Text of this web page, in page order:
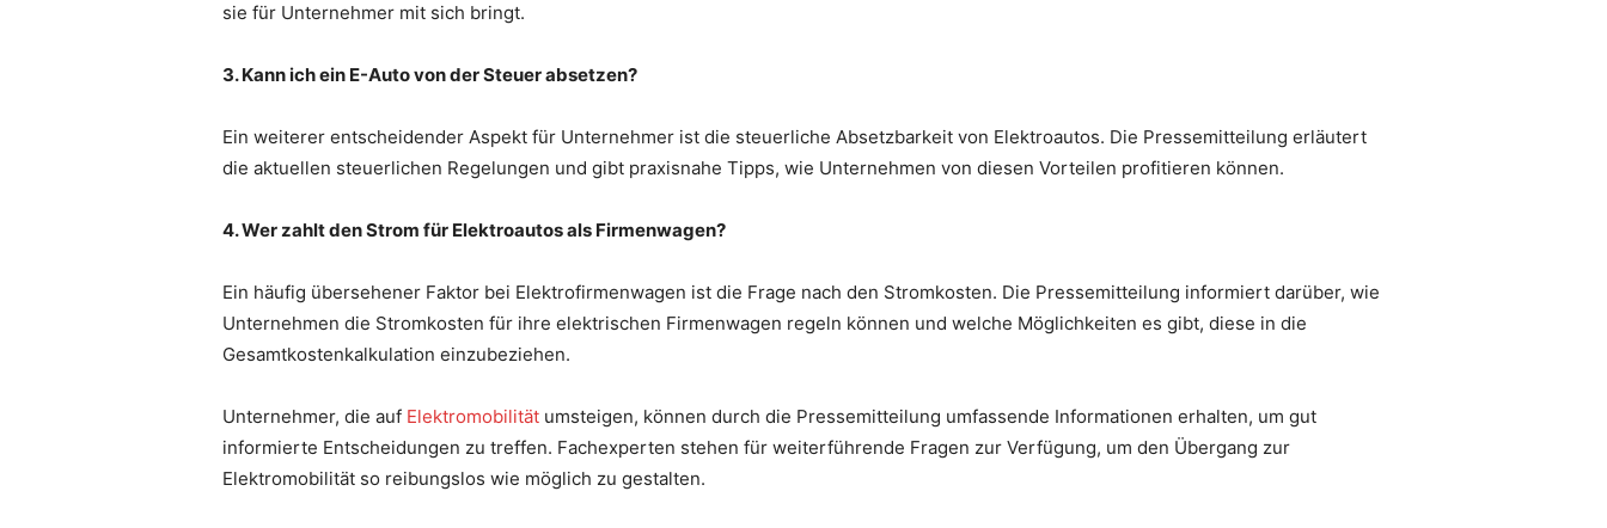
sie für Unternehmer mit sich bringt.
3. Kann ich ein E-Auto von der Steuer absetzen?
Ein weiterer entscheidender Aspekt für Unternehmer ist die steuerliche Absetzbarkeit von Elektroautos. Die Pressemitteilung erläutert
die aktuellen steuerlichen Regelungen und gibt praxisnahe Tipps, wie Unternehmen von diesen Vorteilen profitieren können.
4. Wer zahlt den Strom für Elektroautos als Firmenwagen?
Ein häufig übersehener Faktor bei Elektrofirmenwagen ist die Frage nach den Stromkosten. Die Pressemitteilung informiert darüber, wie
Unternehmen die Stromkosten für ihre elektrischen Firmenwagen regeln können und welche Möglichkeiten es gibt, diese in die
Gesamtkostenkalkulation einzubeziehen.
Unternehmer, die auf Elektromobilität umsteigen, können durch die Pressemitteilung umfassende Informationen erhalten, um gut
informierte Entscheidungen zu treffen. Fachexperten stehen für weiterführende Fragen zur Verfügung, um den Übergang zur
Elektromobilität so reibungslos wie möglich zu gestalten.